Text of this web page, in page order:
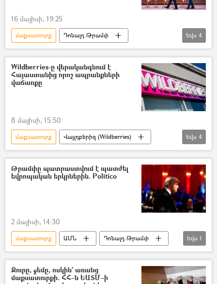
16 մայիսի, 19:25
մաքսատուրք
Դոնալդ Թրամփ
Սի Ծինփին (Չինաստանի նախագահ)
Սի Ծինփին
Չինաստան ԱՄՆ
Եվս 4
Wildberries-ը վերականգնում է
Հայաստանից որոշ ապրանքների
վաճառքը
8 մայիսի, 15:50
մաքսատուրք
Վայլդբերիզ (Wildberries)
Հայաստան
Հայաստան-Ռուսաստան համագործակցություն
վաճառք
Մաքսային Միություն
Եվս 4
Թրամփը պատրաստվում է պատժել
եվրոպական երկրներին. Politico
2 մայիսի, 14:30
մաքսատուրք ԱՄՆ
Դոնալդ Թրամփ
Եվրոպա
Եվս 1
Ջուրը, ջեմը, ոսկին` առանց
մաքսատուրքի. ՀՀ–ն ԵԱՏՄ–ի